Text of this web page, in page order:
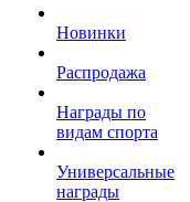
Новинки
Распродажа
Награды по
видам спорта
Универсальные
награды